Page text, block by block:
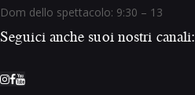
Dom dello spettacolo: 9:30 – 13
Seguici anche suoi nostri canali: